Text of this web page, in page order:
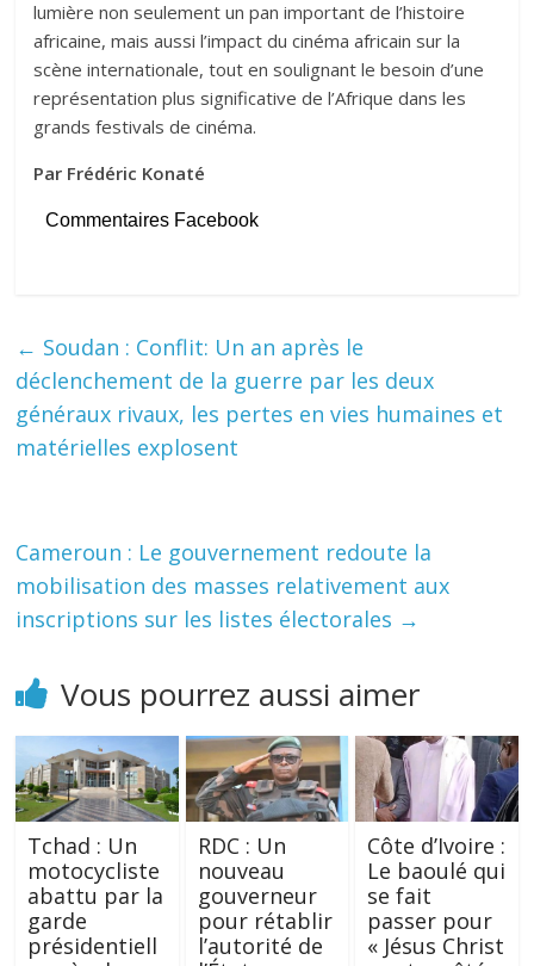
lumière non seulement un pan important de l’histoire
africaine, mais aussi l’impact du cinéma africain sur la
scène internationale, tout en soulignant le besoin d’une
représentation plus significative de l’Afrique dans les
grands festivals de cinéma.
Par Frédéric Konaté
Commentaires Facebook
← Soudan : Conflit: Un an après le
déclenchement de la guerre par les deux
généraux rivaux, les pertes en vies humaines et
matérielles explosent
Cameroun : Le gouvernement redoute la
mobilisation des masses relativement aux
inscriptions sur les listes électorales →
Vous pourrez aussi aimer
Tchad : Un
motocycliste
abattu par la
garde
présidentiell
RDC : Un
nouveau
gouverneur
pour rétablir
l’autorité de
Côte d’Ivoire :
Le baoulé qui
se fait
passer pour
« Jésus Christ